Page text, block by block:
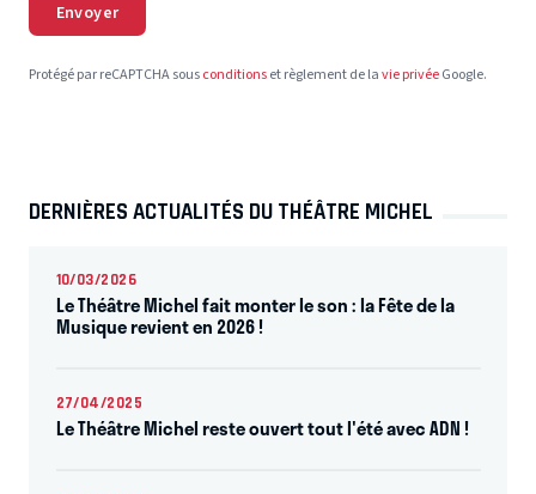
Envoyer
Protégé par reCAPTCHA sousconditionset règlement de lavie privéeGoogle.
DERNIÈRES ACTUALITÉS DU THÉÂTRE MICHEL
10/03/2026
Le Théâtre Michel fait monter le son : la Fête de la
Musique revient en 2026 !
27/04/2025
Le Théâtre Michel reste ouvert tout l'été avec ADN !